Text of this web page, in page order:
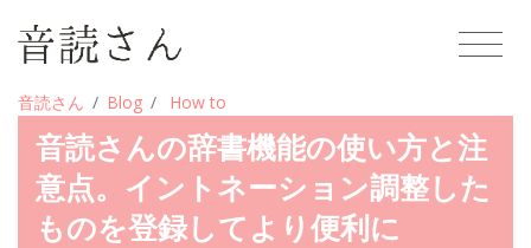
音読さん Blog How to
音読さんの辞書機能の使い方と注
意点。イントネーション調整した
ものを登録してより便利に